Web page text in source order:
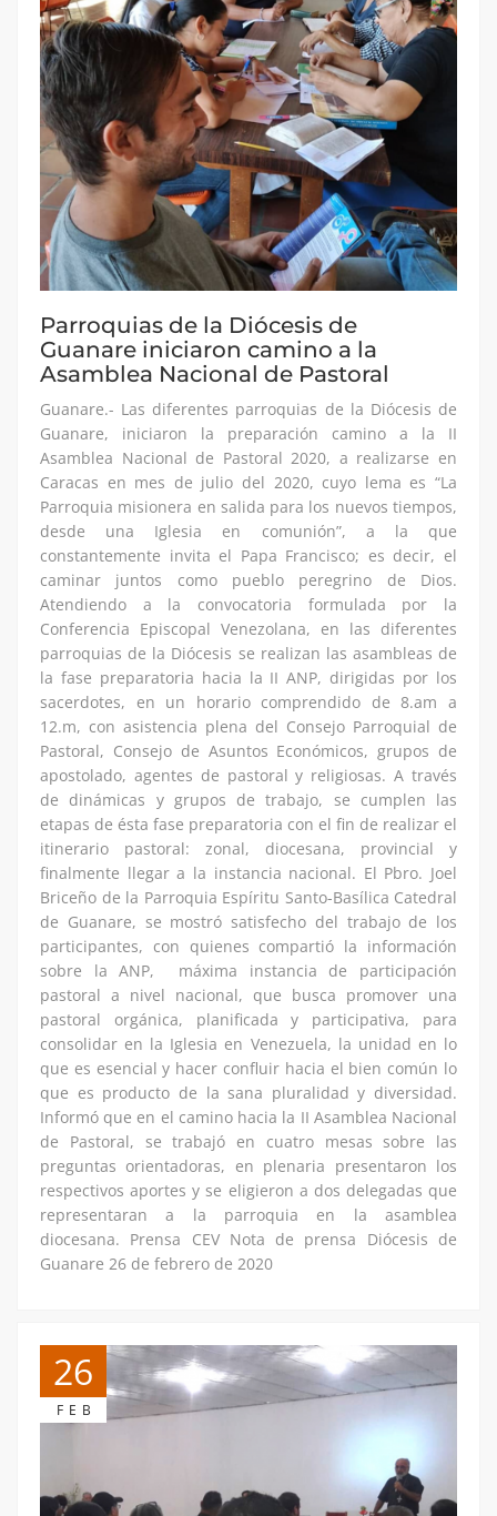
Parroquias de la Diócesis de
Guanare iniciaron camino a la
Asamblea Nacional de Pastoral
Guanare.- Las diferentes parroquias de la Diócesis de
Guanare, iniciaron la preparación camino a la II
Asamblea Nacional de Pastoral 2020, a realizarse en
Caracas en mes de julio del 2020, cuyo lema es “La
Parroquia misionera en salida para los nuevos tiempos,
desde una Iglesia en comunión”, a la que
constantemente invita el Papa Francisco; es decir, el
caminar juntos como pueblo peregrino de Dios.
Atendiendo a la convocatoria formulada por la
Conferencia Episcopal Venezolana, en las diferentes
parroquias de la Diócesis se realizan las asambleas de
la fase preparatoria hacia la II ANP, dirigidas por los
sacerdotes, en un horario comprendido de 8.am a
12.m, con asistencia plena del Consejo Parroquial de
Pastoral, Consejo de Asuntos Económicos, grupos de
apostolado, agentes de pastoral y religiosas. A través
de dinámicas y grupos de trabajo, se cumplen las
etapas de ésta fase preparatoria con el fin de realizar el
itinerario pastoral: zonal, diocesana, provincial y
finalmente llegar a la instancia nacional. El Pbro. Joel
Briceño de la Parroquia Espíritu Santo-Basílica Catedral
de Guanare, se mostró satisfecho del trabajo de los
participantes, con quienes compartió la información
sobre la ANP, máxima instancia de participación
pastoral a nivel nacional, que busca promover una
pastoral orgánica, planificada y participativa, para
consolidar en la Iglesia en Venezuela, la unidad en lo
que es esencial y hacer confluir hacia el bien común lo
que es producto de la sana pluralidad y diversidad.
Informó que en el camino hacia la II Asamblea Nacional
de Pastoral, se trabajó en cuatro mesas sobre las
preguntas orientadoras, en plenaria presentaron los
respectivos aportes y se eligieron a dos delegadas que
representaran a la parroquia en la asamblea
diocesana. Prensa CEV Nota de prensa Diócesis de
Guanare 26 de febrero de 2020
26
FEB